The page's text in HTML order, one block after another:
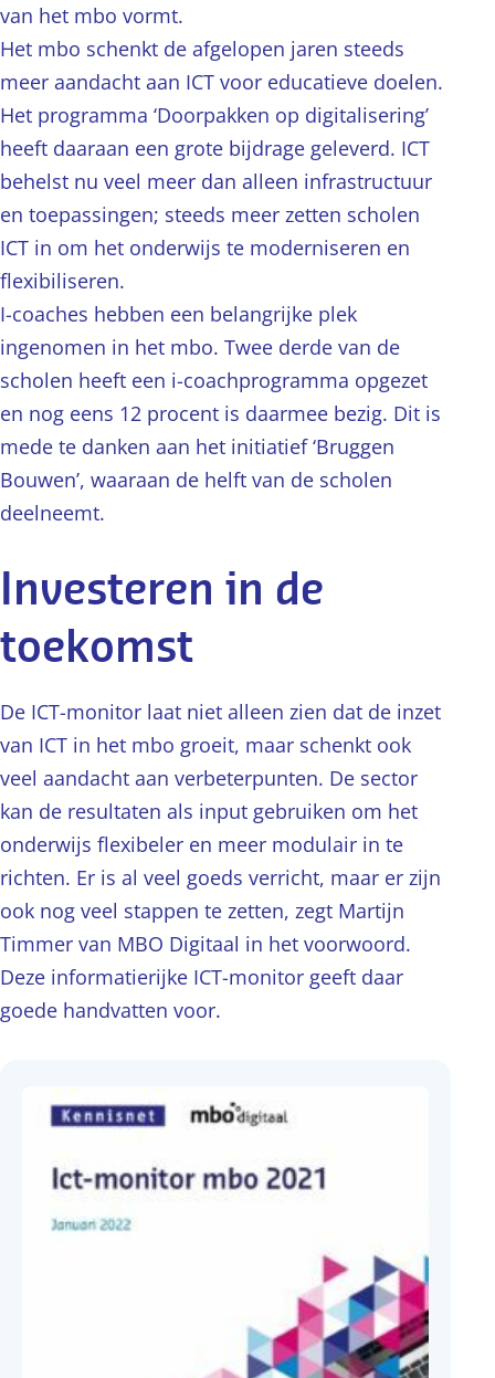
van het mbo vormt.
Het mbo schenkt de afgelopen jaren steeds
meer aandacht aan ICT voor educatieve doelen.
Het programma ‘Doorpakken op digitalisering’
heeft daaraan een grote bijdrage geleverd. ICT
behelst nu veel meer dan alleen infrastructuur
en toepassingen; steeds meer zetten scholen
ICT in om het onderwijs te moderniseren en
flexibiliseren.
I-coaches hebben een belangrijke plek
ingenomen in het mbo. Twee derde van de
scholen heeft een i-coachprogramma opgezet
en nog eens 12 procent is daarmee bezig. Dit is
mede te danken aan het initiatief ‘Bruggen
Bouwen’, waaraan de helft van de scholen
deelneemt.
Investeren in de
toekomst
De ICT-monitor laat niet alleen zien dat de inzet
van ICT in het mbo groeit, maar schenkt ook
veel aandacht aan verbeterpunten. De sector
kan de resultaten als input gebruiken om het
onderwijs flexibeler en meer modulair in te
richten. Er is al veel goeds verricht, maar er zijn
ook nog veel stappen te zetten, zegt Martijn
Timmer van MBO Digitaal in het voorwoord.
Deze informatierijke ICT-monitor geeft daar
goede handvatten voor.